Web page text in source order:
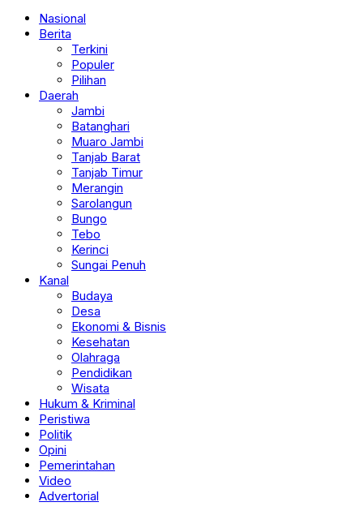
Nasional
Berita
Terkini
Populer
Pilihan
Daerah
Jambi
Batanghari
Muaro Jambi
Tanjab Barat
Tanjab Timur
Merangin
Sarolangun
Bungo
Tebo
Kerinci
Sungai Penuh
Kanal
Budaya
Desa
Ekonomi & Bisnis
Kesehatan
Olahraga
Pendidikan
Wisata
Hukum & Kriminal
Peristiwa
Politik
Opini
Pemerintahan
Video
Advertorial